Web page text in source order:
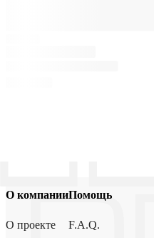
О компании
О проекте
Помощь
F.A.Q.